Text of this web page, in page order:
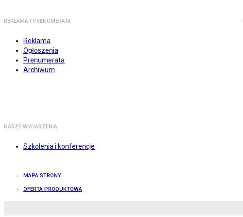
REKLAMA I PRENUMERATA
Reklama
Ogłoszenia
Prenumerata
Archiwum
NASZE WYDARZENIA
Szkolenia i konferencje
MAPA STRONY
OFERTA PRODUKTOWA